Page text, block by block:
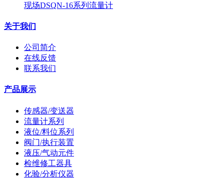
现场DSQN-16系列流量计
关于我们
公司简介
在线反馈
联系我们
产品展示
传感器/变送器
流量计系列
液位/料位系列
阀门/执行装置
液压/气动元件
检维修工器具
化验/分析仪器